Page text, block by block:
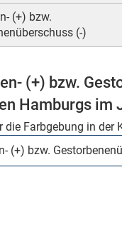
(+) bzw.
(-)
(+) bzw.
Hamburgs im
die Farbgebung in der